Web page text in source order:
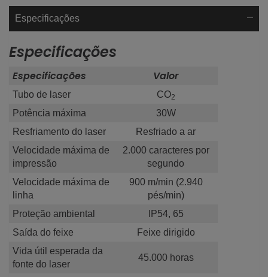
Especificações
Especificações
Especificações Valor
Tubo de laser CO2
Potência máxima
30W
Resfriamento do laser
Resfriado a ar
Velocidade máxima de
impressão
2.000 caracteres por
segundo
Velocidade máxima de
linha
900 m/min (2.940
pés/min)
Proteção ambiental
IP54, 65
Saída do feixe
Feixe dirigido
Vida útil esperada da
fonte do laser
45.000 horas